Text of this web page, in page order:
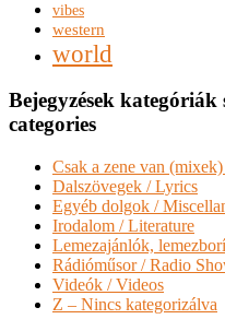
vibes
western
world
Bejegyzések
categories
Csak a zene van
Dalszövegek / Lyrics
Egyéb dolgok /
Irodalom / Literature
Lemezajánlók,
Rádióműsor / Radio
Videók / Videos
Z – Nincs kategorizálva